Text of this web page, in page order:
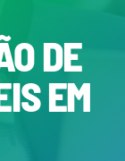
DE
EM